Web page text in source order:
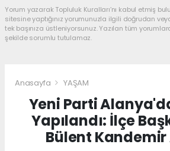
Yorum yazarak Topluluk Kuralları’nı kabul etmiş
sitesine yaptığınız yorumunuzla ilgili doğrudan
tek başınıza üstleniyorsunuz. Yazılan tüm
şekilde sorumlu tutulamaz.
Anasayfa YAŞAM
Yeni Parti
Yapılandı: İlçe
Bülent Kandemir